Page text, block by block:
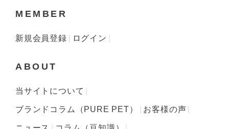
MEMBER
新規会員登録 ログイン
ABOUT
当サイトについて
ブランドコラム（PURE PET） お客様の声